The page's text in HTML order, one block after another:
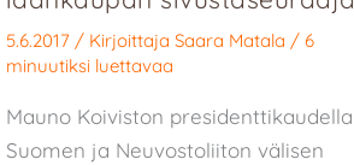
5.6.2017 / Kirjoittaja Saara Matala / 6
minuutiksi luettavaa
Mauno Koiviston presidenttikaudella
Suomen ja Neuvostoliiton välisen